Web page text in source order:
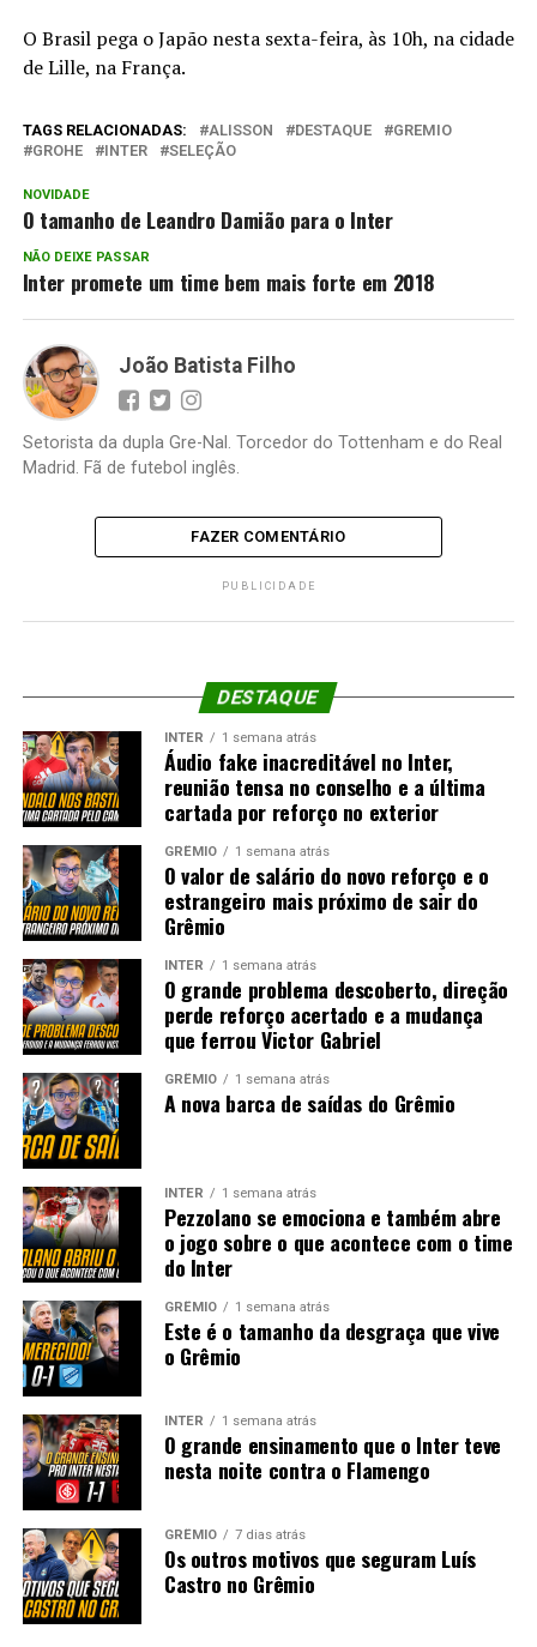
O Brasil pega o Japão nesta sexta-feira, às 10h, na cidade
de Lille, na França.
TAGS RELACIONADAS: ALISSON DESTAQUE
GREMIO
GROHE
INTER SELEÇÃO
NOVIDADE
O tamanho de Leandro Damião para o Inter
NÃO DEIXE PASSAR
Inter promete um time bem mais forte em 2018
João Batista Filho
Setorista da dupla Gre-Nal. Torcedor do Tottenham e do Real
Madrid. Fã de futebol inglês.
FAZER COMENTÁRIO
PUBLICIDADE
DESTAQUE
INTER 1 semana atrás
Áudio fake inacreditável no Inter,
reunião tensa no conselho e a última
cartada por reforço no exterior
GRÊMIO 1 semana atrás
O valor de salário do novo reforço e o
estrangeiro mais próximo de sair do
Grêmio
INTER 1 semana atrás
O grande problema descoberto, direção
perde reforço acertado e a mudança
que ferrou Victor Gabriel
GRÊMIO 1 semana atrás
A nova barca de saídas do Grêmio
INTER 1 semana atrás
Pezzolano se emociona e também abre
o jogo sobre o que acontece com o time
do Inter
GRÊMIO 1 semana atrás
Este é o tamanho da desgraça que vive
o Grêmio
INTER 1 semana atrás
O grande ensinamento que o Inter teve
nesta noite contra o Flamengo
GRÊMIO 7 dias atrás
Os outros motivos que seguram Luís
Castro no Grêmio